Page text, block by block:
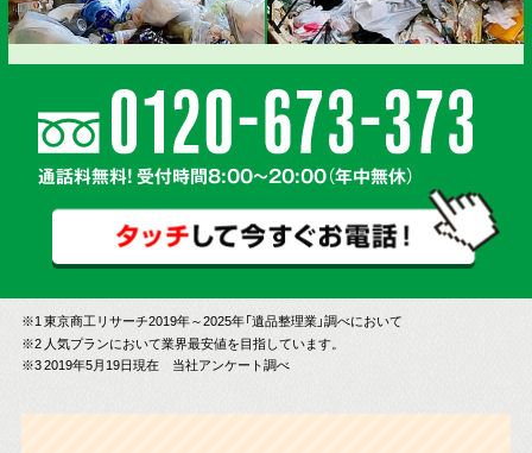
通話料無料! 受付時間8:00～20:00（年中無休）
※1 東京商工リサーチ2019年～2025年「遺品整理業」調べにおいて
※2 人気プランにおいて業界最安値を目指しています。
※3 2019年5月19日現在 当社アンケート調べ